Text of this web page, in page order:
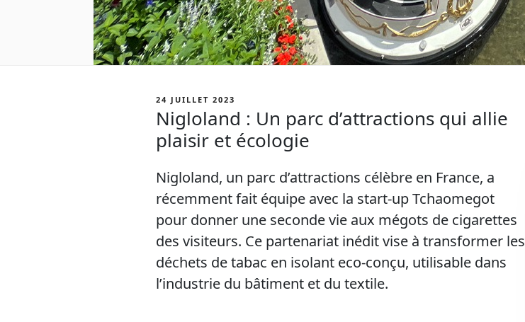
PUBLIÉ
LE
24 JUILLET 2023
Nigloland : Un parc d’attractions qui allie
plaisir et écologie
Nigloland, un parc d’attractions célèbre en France, a
récemment fait équipe avec la start-up Tchaomegot
pour donner une seconde vie aux mégots de cigarettes
des visiteurs. Ce partenariat inédit vise à transformer les
déchets de tabac en isolant eco-conçu, utilisable dans
l’industrie du bâtiment et du textile.